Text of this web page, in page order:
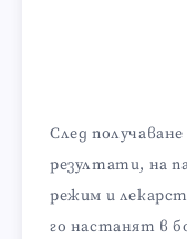
След
резултати, на
режим и
го настанят в